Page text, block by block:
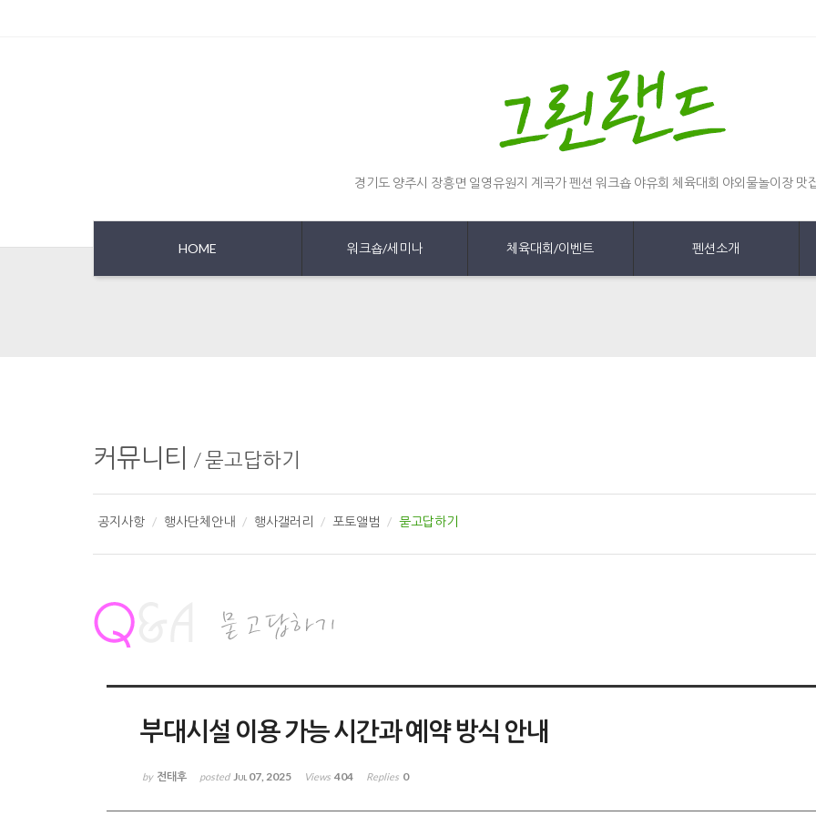
경기도 양주시 장흥면 일영유원지 계곡가 펜션 워크숍 야유회 체육대회 야외물놀이장 맛
HOME 워크숍/세미나 체육대회/이벤트 펜션소개
커뮤니티 /묻고답하기
공지사항 행사단체안내 행사갤러리 포토앨범 묻고답하기
부대시설 이용 가능 시간과 예약 방식 안내
by 전태후 posted Jul 07, 2025 Views 404 Replies 0